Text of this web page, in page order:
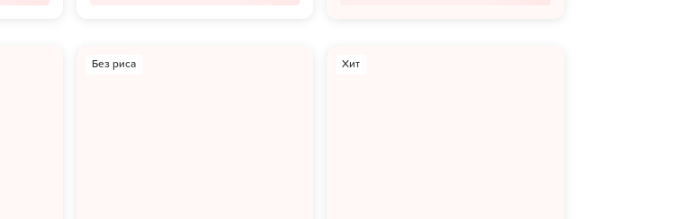
Без риса Хит